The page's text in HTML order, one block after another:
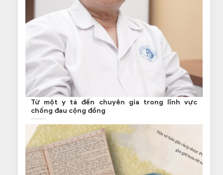
Từ một y tá đến chuyên gia trong lĩnh vực
chống đau cộng đồng